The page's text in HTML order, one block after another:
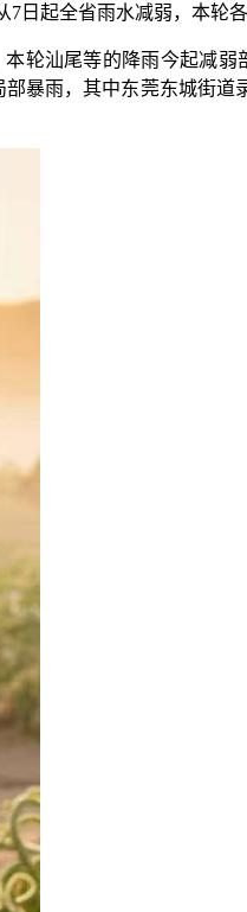
起全省雨水减弱，本轮
汕尾等的降雨今起减弱
暴雨，其中东莞东城街